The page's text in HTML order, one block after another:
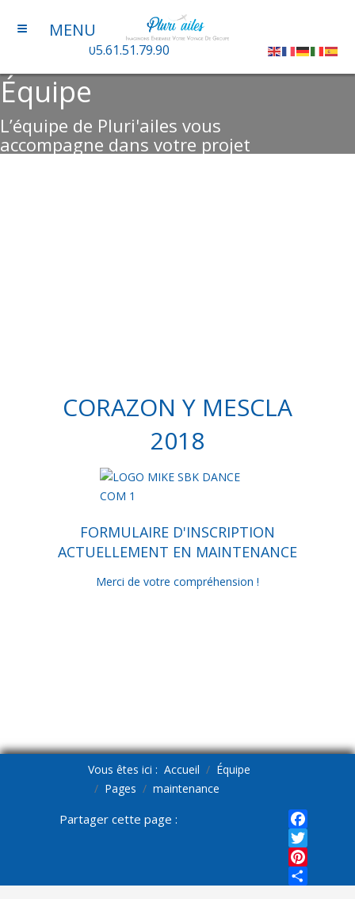
MENU
≡
05.61.51.79.90
Équipe
L’équipe de Pluri'ailes vous
accompagne dans votre projet
CORAZON Y MESCLA
2018
FORMULAIRE D'INSCRIPTION
ACTUELLEMENT EN MAINTENANCE
Merci de votre compréhension !
Vous êtes ici : Accueil
Équipe
Pages
maintenance
Partager cette page :